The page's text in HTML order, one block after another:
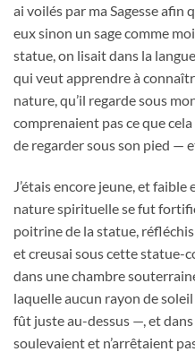
ai voilés par ma Sagesse afin
eux sinon un sage comme
statue, on lisait dans la
qui veut apprendre à
nature, qu’il regarde sous
comprenaient pas ce que
de regarder sous son pied —
J’étais encore jeune, et
nature spirituelle se fut
poitrine de la statue,
et creusai sous cette statue-
dans une chambre
laquelle aucun rayon de
fût juste au-dessus —, et
soulevaient et n’arrêtaient